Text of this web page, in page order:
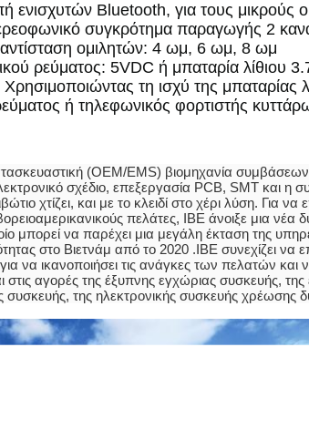
ενισχυτών Bluetooth, για τους μικρούς
συγκρότημα παραγωγής 2
ομιλητών: 4 ωμ, 6 ωμ, 8 ωμ
ρεύματος: 5VDC ή μπαταρία λίθιου
τη ισχύ της μπαταρίας
ή τηλεφωνικός φορτιστής
(OEM/EMS) βιομηχανία
σχέδιο, επεξεργασία PCB, SMT και η
χτίζει, και με το κλειδί στο χέρι λύση. Για να
πελάτες, IBE άνοιξε μια
μπορεί να παρέχει μια μεγάλη έκταση της
στο Βιετνάμ από το 2020 .IBE συνεχίζει να
να ικανοποιήσει τις ανάγκες των πελατών και
στις αγορές της έξυπνης εγχώριας συσκευής,
συσκευής, της ηλεκτρονικής συσκευής